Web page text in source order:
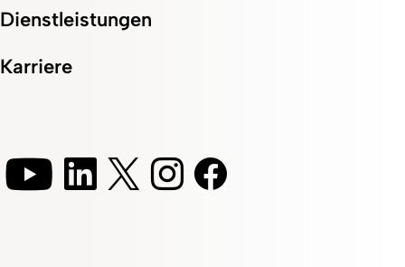
Dienstleistungen
Karriere